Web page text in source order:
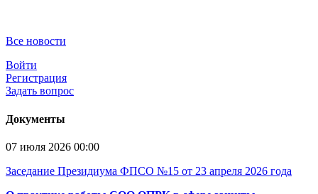
Все новости
Войти
Регистрация
Задать вопрос
Документы
07 июля 2026 00:00
Заседание Президиума ФПСО №15 от 23 апреля 2026 года